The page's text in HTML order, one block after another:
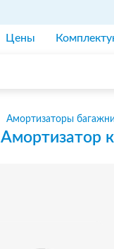
Цены
Амортизаторы
Амортизатор